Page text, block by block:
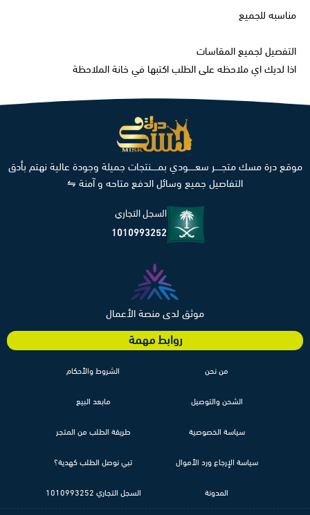
مناسبه للجميع
التفصيل لجميع المقاسات
اذا لديك اي ملاحظه على الطلب اكتبها في خانة الملاحظة
روابط مهمة
من نحن
الشحن والتوصيل
سياسة الخصوصية
سياسة الإرجاع ورد الأموال
المدونة
الشروط والأحكام
مابعد البيع
طريقة الطلب من المتجر
تبي نوصل الطلب كهدية؟
السجل التجاري 1010993252
موقع درة مسك متجـــــر سعـــــودي بمـــــنتجات جميلة وجودة عالية نهتم بأدق
التفاصيل جميع وسائل الدفع متاحه و آمنة ⇋
السجل التجاري
1010993252
موثق لدى منصة الأعمال